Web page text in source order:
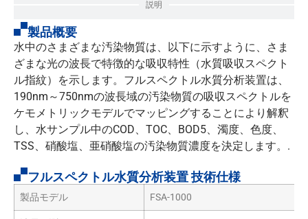
説明
製品概要
水中のさまざまな汚染物質は、以下に示すように、さま
ざまな光の波長で特徴的な吸収特性（水質吸収スペクト
ル指紋）を示します。フルスペクトル水質分析装置は、
190nm～750nmの波長域の汚染物質の吸収スペクトルを
ケモメトリックモデルでマッピングすることにより解釈
し、水サンプル中のCOD、TOC、BOD5、濁度、色度、
TSS、硝酸塩、亜硝酸塩の汚染物質濃度を決定します。.
フルスペクトル水質分析装置 技術仕様
製品モデル FSA-1000